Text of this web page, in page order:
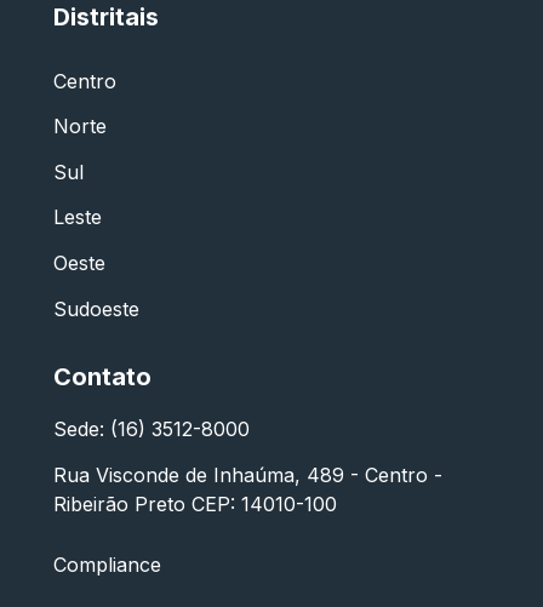
Distritais
Centro
Norte
Sul
Leste
Oeste
Sudoeste
Contato
Sede: (16) 3512-8000
Rua Visconde de Inhaúma, 489 - Centro -
Ribeirão Preto CEP: 14010-100
Compliance